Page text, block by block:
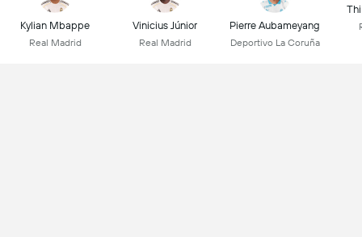
Kylian Mbappe
Real Madrid
Vinicius Júnior
Real Madrid
Pierre Aubameyang
Deportivo La Coruña